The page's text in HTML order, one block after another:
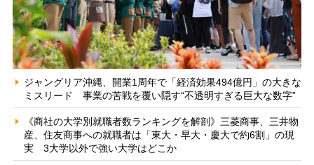
ジャングリア沖縄、開業1周年で「経済効果494億円」の大きな
ミスリード 事業の苦戦を覆い隠す“不透明すぎる巨大な数字”
《商社の大学別就職者数ランキングを解剖》三菱商事、三井物
産、住友商事への就職者は「東大・早大・慶大で約6割」の現
実 3大学以外で強い大学はどこか